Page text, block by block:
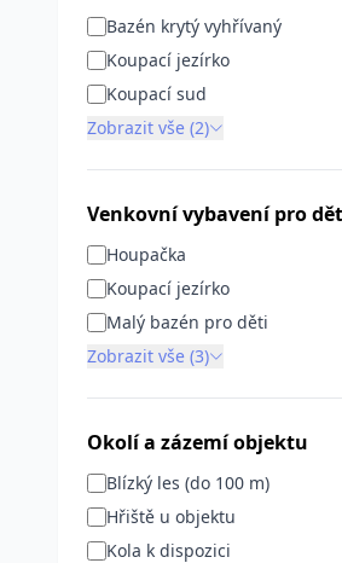
Bazén krytý vyhřívaný
Koupací jezírko
Koupací sud
Zobrazit vše (2)
Venkovní vybavení pro
Houpačka
Koupací jezírko
Malý bazén pro děti
Zobrazit vše (3)
Okolí a zázemí objektu
Blízký les (do 100 m)
Hřiště u objektu
Kola k dispozici